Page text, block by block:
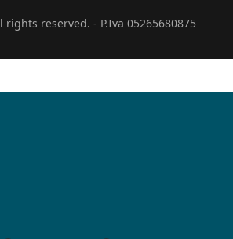
reserved. - P.Iva 05265680875